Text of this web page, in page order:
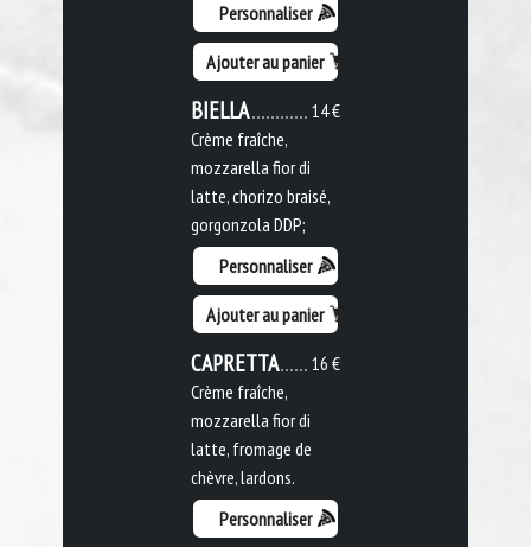
Personnaliser
Ajouter au panier
14 €
BIELLA
Crème fraîche,
mozzarella fior di
latte, chorizo braisé,
gorgonzola DDP;
Personnaliser
Ajouter au panier
16 €
CAPRETTA
Crème fraîche,
mozzarella fior di
latte, fromage de
chèvre, lardons.
Personnaliser